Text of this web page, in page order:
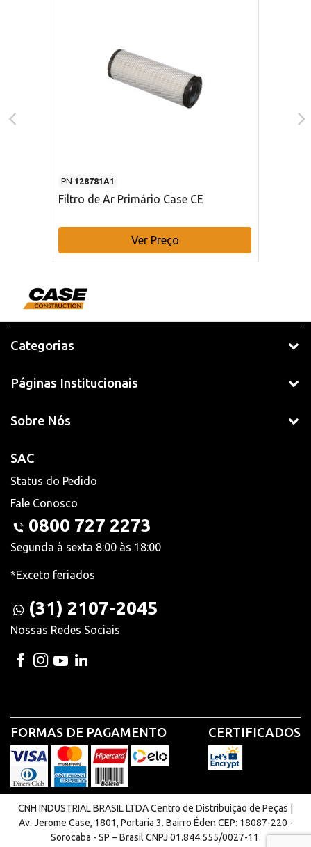
PN 128781A1
Filtro de Ar Primário Case CE
Ver Preço
Categorias
Páginas Institucionais
Sobre Nós
SAC
Status do Pedido
Fale Conosco
0800 727 2273
Segunda à sexta 8:00 às 18:00
*Exceto feriados
(31) 2107-2045
Nossas Redes Sociais
FORMAS DE PAGAMENTO CERTIFICADOS
CNH INDUSTRIAL BRASIL LTDA Centro de Distribuição de Peças |
Av. Jerome Case, 1801, Portaria 3. Bairro Éden CEP: 18087-220 -
Sorocaba - SP − Brasil CNPJ 01.844.555/0027-11.